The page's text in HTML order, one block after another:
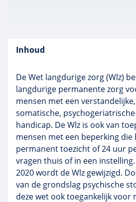
Inhoud
De Wet langdurige zorg (Wlz)
langdurige permanente zorg
mensen met een
somatische,
handicap. De Wlz is ook van
mensen met een beperking die
permanent toezicht of 24 uur
vragen thuis of in een
2020 wordt de Wlz gewijzigd.
van de grondslag psychische
deze wet ook toegankelijk voor